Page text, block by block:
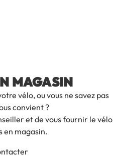
MAGASIN
vélo, ou vous ne savez pas
convient ?
et de vous fournir le vélo
en magasin.